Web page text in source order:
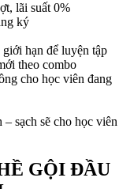
lãi suất 0%
ký
hạn để luyện tập
theo combo
cho học viên đang
sạch sẽ cho học viên
GỘI ĐẦU